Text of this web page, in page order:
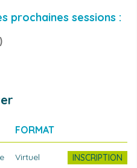
prochaines sessions :
FORMAT
Virtuel INSCRIPTION